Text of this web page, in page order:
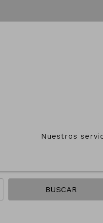
Nuestros
LA ROCA
BUSCAR